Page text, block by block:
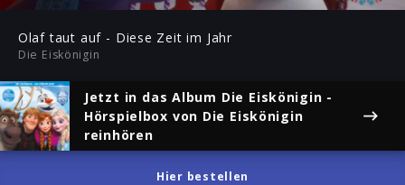
Mute
Olaf taut auf - Diese Zeit im Jahr
Die Eiskönigin
Jetzt in das Album Die Eiskönigin -
Hörspielbox von Die Eiskönigin
reinhören
Hier bestellen